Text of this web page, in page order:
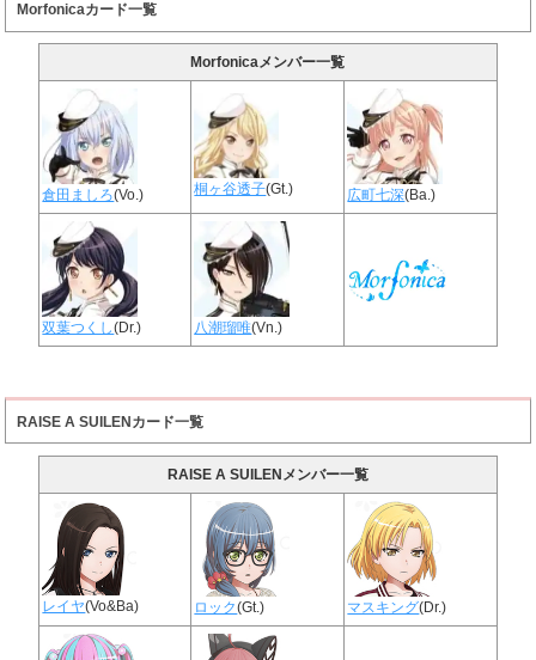
Morfonicaカード一覧
Morfonicaメンバー一覧
倉田ましろ(Vo.) 桐ヶ谷透子(Gt.) 広町七深(Ba.)
双葉つくし(Dr.) 八潮瑠唯(Vn.)
RAISE A SUILENカード一覧
RAISE A SUILENメンバー一覧
レイヤ(Vo&Ba) ロック(Gt.) マスキング(Dr.)